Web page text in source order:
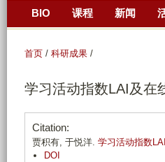
BIO 课程 新闻
首页 / 科研成果 /
学习活动指数LAI及在
Citation:
贾积有, 于悦洋. 学习活动指数
DOI